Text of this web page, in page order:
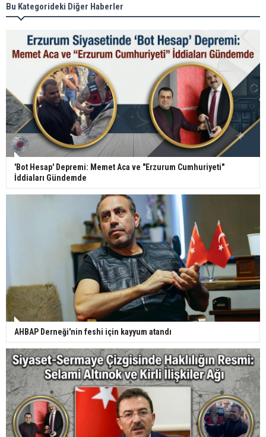
Bu Kategorideki Diğer Haberler
'Bot Hesap' Depremi: Memet Aca ve "Erzurum Cumhuriyeti"
İddiaları Gündemde
AHBAP Derneği'nin feshi için kayyum atandı